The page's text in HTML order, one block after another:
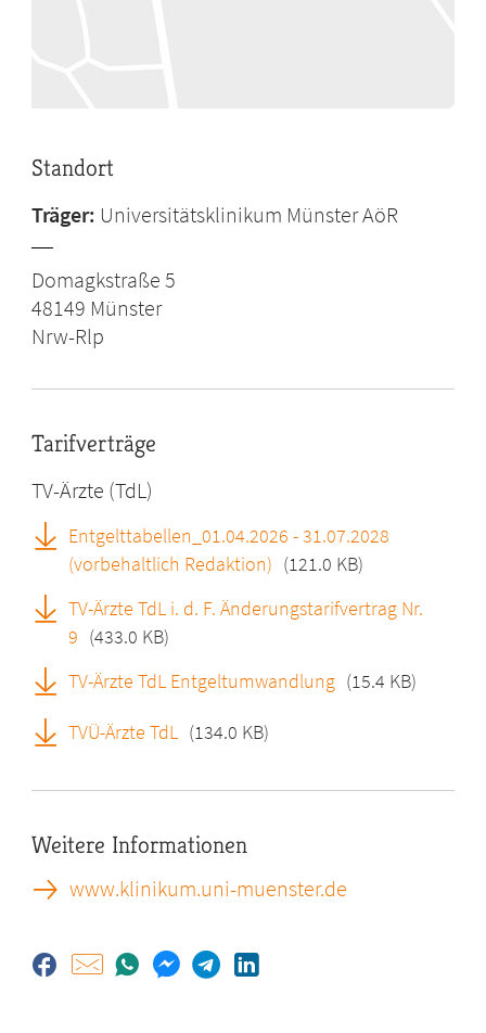
Standort
Träger: Universitätsklinikum Münster AöR
Domagkstraße 5
48149 Münster
Nrw-Rlp
Tarifverträge
TV-Ärzte (TdL)
Entgelttabellen_01.04.2026 - 31.07.2028
(vorbehaltlich Redaktion) (121.0 KB)
TV-Ärzte TdL i. d. F. Änderungstarifvertrag Nr.
9 (433.0 KB)
TV-Ärzte TdL Entgeltumwandlung (15.4 KB)
TVÜ-Ärzte TdL (134.0 KB)
Weitere Informationen
www.klinikum.uni-muenster.de